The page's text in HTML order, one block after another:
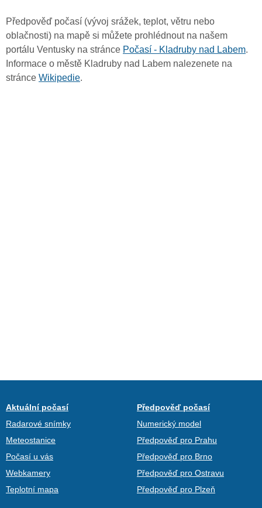
Předpověď počasí (vývoj srážek, teplot, větru nebo
oblačnosti) na mapě si můžete prohlédnout na našem
portálu Ventusky na stránce Počasí - Kladruby nad Labem.
Informace o městě Kladruby nad Labem nalezenete na
stránce Wikipedie.
Aktuální počasí
Radarové snímky
Meteostanice
Počasí u vás
Webkamery
Teplotní mapa
Předpověď počasí
Numerický model
Předpověď pro Prahu
Předpověď pro Brno
Předpověď pro Ostravu
Předpověď pro Plzeň